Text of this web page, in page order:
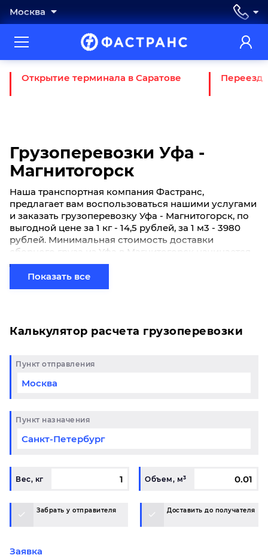
Москва
Открытие терминала в Саратове Переезд
Грузоперевозки Уфа -
Магнитогорск
Наша транспортная компания Фастранс,
предлагает вам воспользоваться нашими услугами
и заказать грузоперевозку Уфа - Магнитогорск, по
выгодной цене за 1 кг - 14,5 рублей, за 1 м3 - 3980
рублей. Минимальная стоимость доставки
сборного груза из Уфа в Магнитогорск начинается
от 700 рублей. Если вы хотите отправить свой груз
сборной партией по готовому маршруту
в Магнитогорск и у вас возникли вопросы,
Показать все
Калькулятор расчета грузоперевозки
Пункт отправления
Пункт назначения
Вес, кг Объем, м³
Забрать у отправителя Доставить до получателя
Заявка